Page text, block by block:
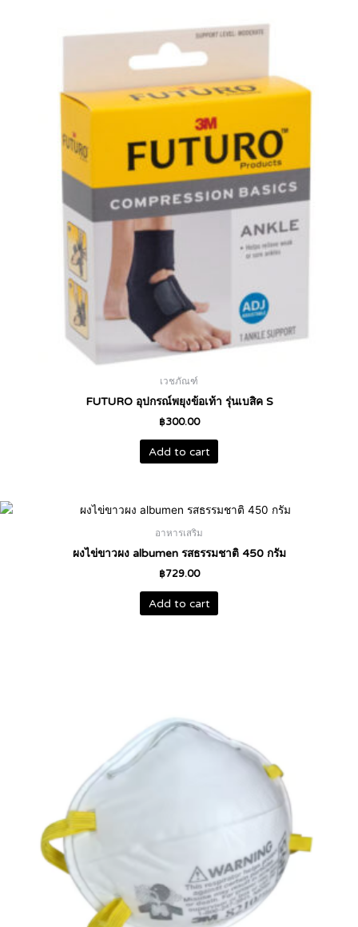
เวชภัณฑ์
FUTURO อุปกรณ์พยุงข้อเท้า รุ่นเบสิค S
฿300.00
Add to cart
อาหารเสริม
ผงไข่ขาวผง albumen รสธรรมชาติ 450 กรัม
฿729.00
Add to cart